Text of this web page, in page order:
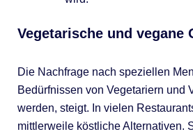
Vegetarische und vegane
Die Nachfrage nach speziellen
Bedürfnissen von Vegetariern und
werden, steigt. In vielen
mittlerweile köstliche Alternativen.